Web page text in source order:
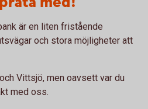
är en liten fristående
och stora möjligheter att
Vittsjö, men oavsett var du
med oss.